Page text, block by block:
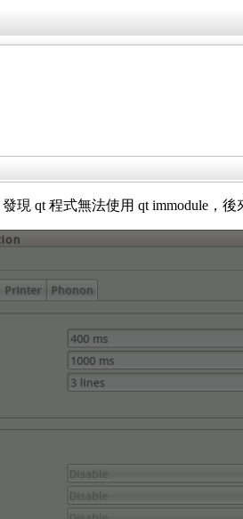
發現 qt 程式無法使用 qt immodule，